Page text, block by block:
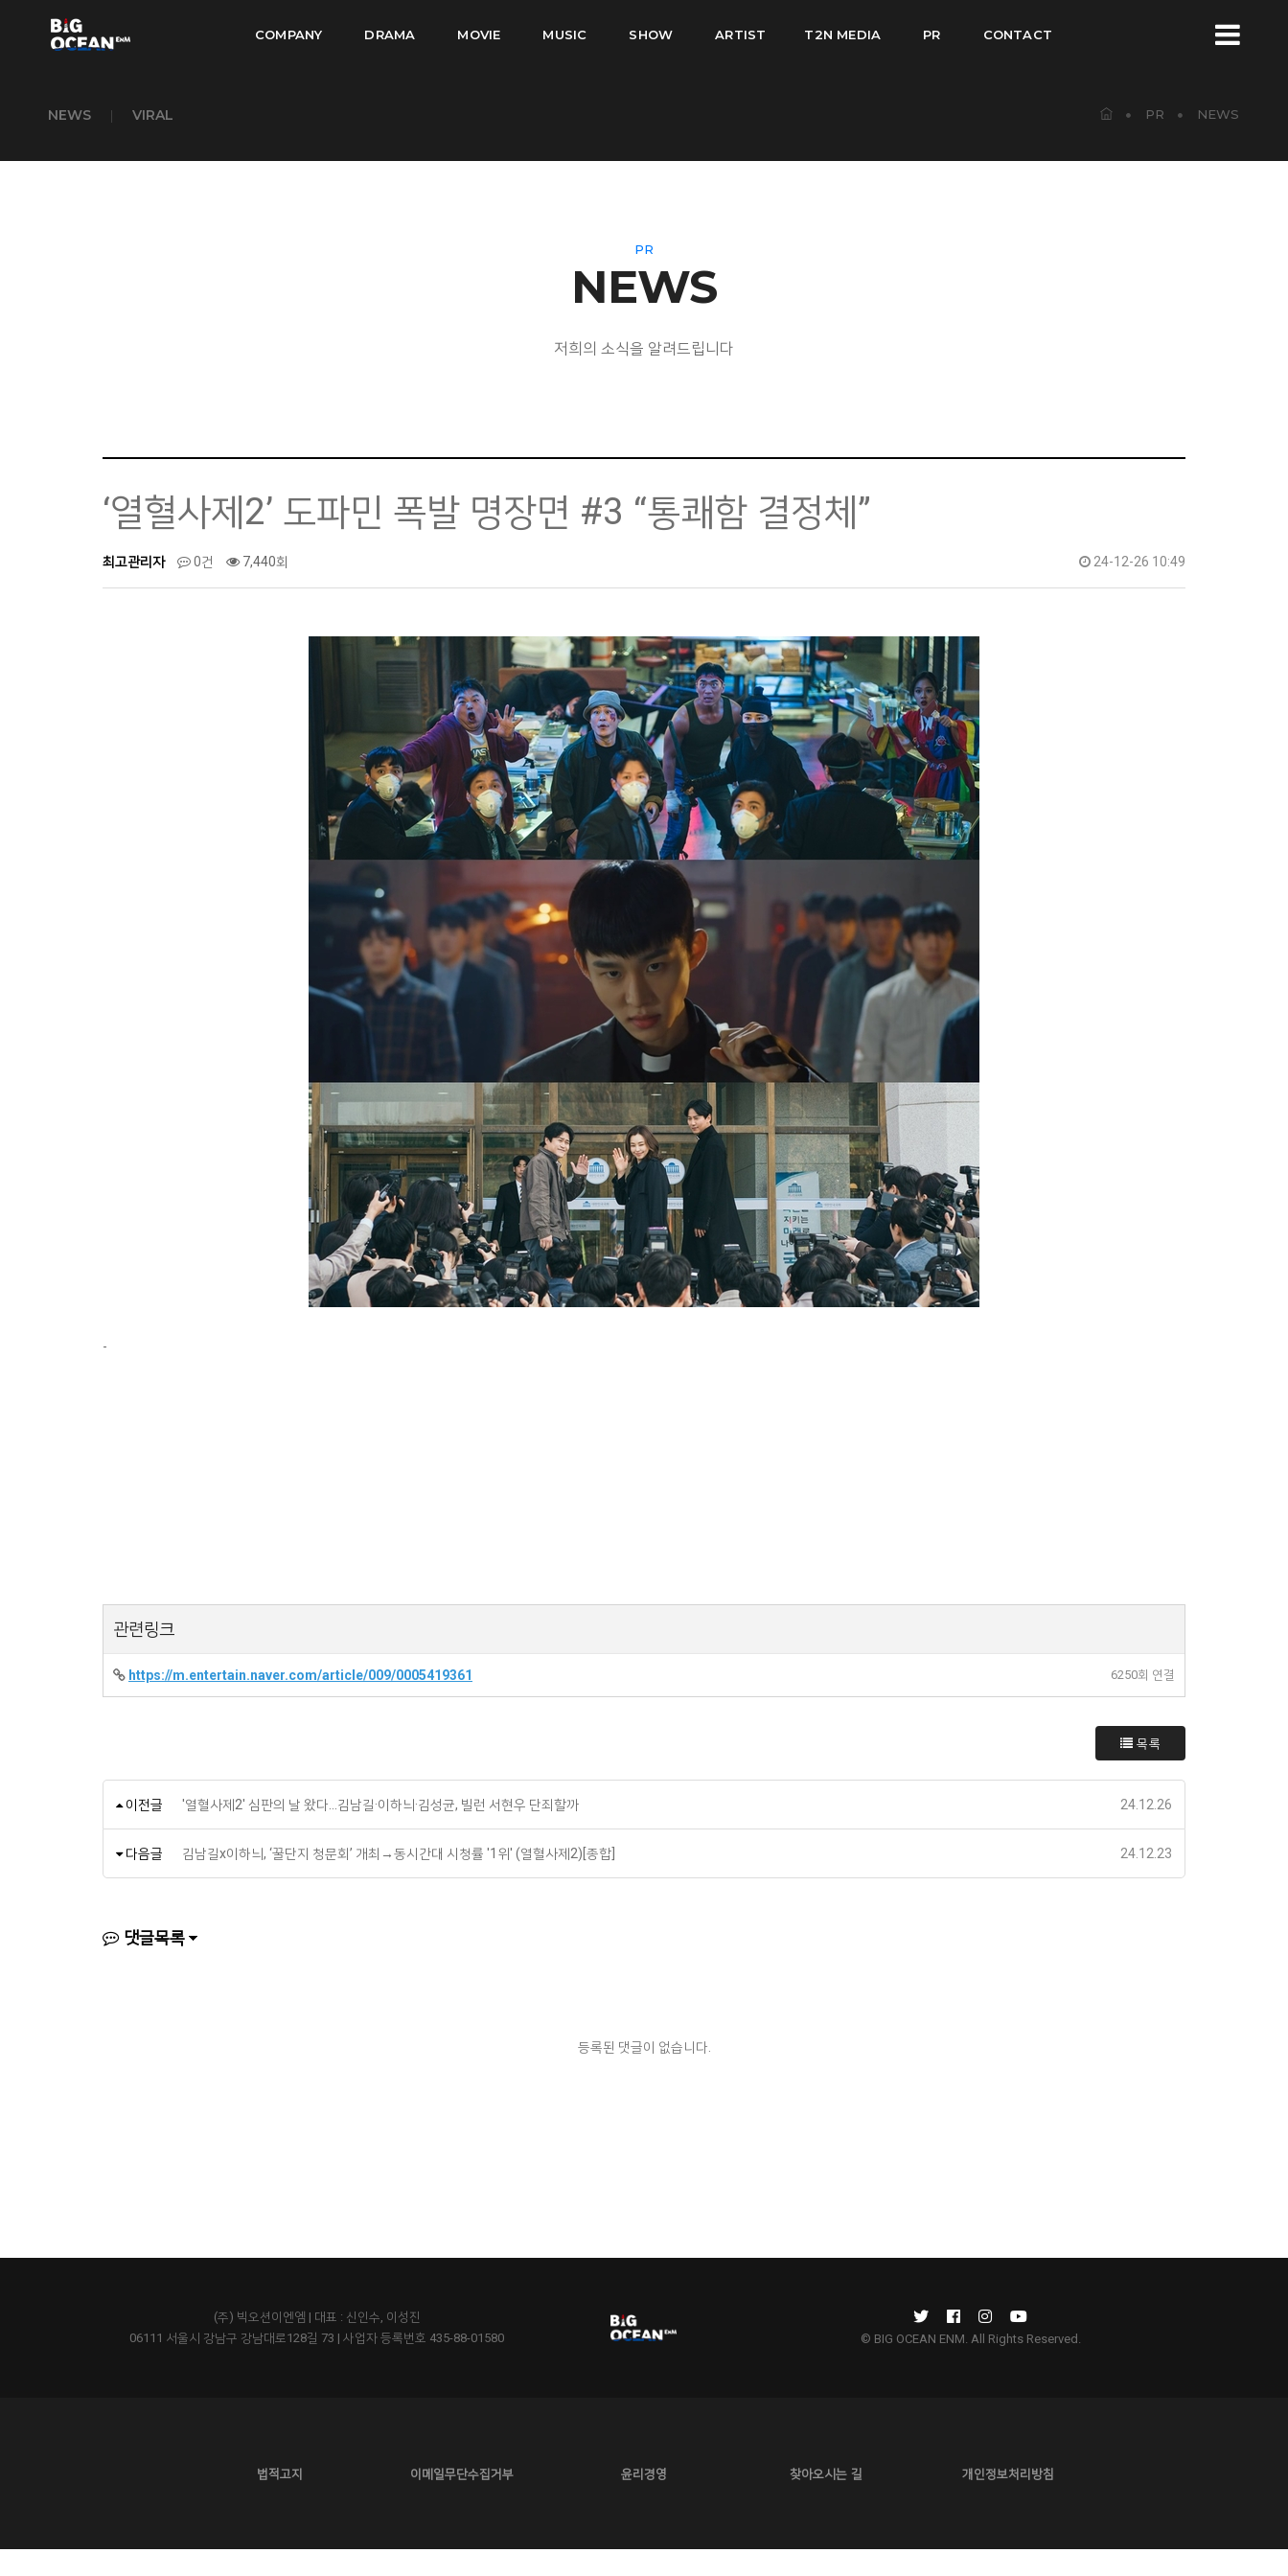
COMPANY DRAMA MOVIE MUSIC SHOW ARTIST T2N MEDIA PR CONTACT
NEWS | VIRAL PR NEWS
PR
NEWS
저희의 소식을 알려드립니다
‘열혈사제2’ 도파민 폭발 명장면 #3 “통쾌함 결정체”
최고관리자 0건 7,440회 24-12-26 10:49
-
관련링크
https://m.entertain.naver.com/article/009/0005419361 6250회 연결
목록
이전글 '열혈사제2' 심판의 날 왔다…김남길·이하늬·김성균, 빌런 서현우 단죄할까 24.12.26
다음글 김남길x이하늬, ‘꿀단지 청문회’ 개최→동시간대 시청률 '1위' (열혈사제2)[종합] 24.12.23
댓글목록
등록된 댓글이 없습니다.
(주) 빅오션이엔엠 | 대표 : 신인수, 이성진
06111 서울시 강남구 강남대로128길 73 | 사업자 등록번호 435-88-01580 © BIG OCEAN ENM. All Rights Reserved.
법적고지 이메일무단수집거부 윤리경영 찾아오시는 길 개인정보처리방침